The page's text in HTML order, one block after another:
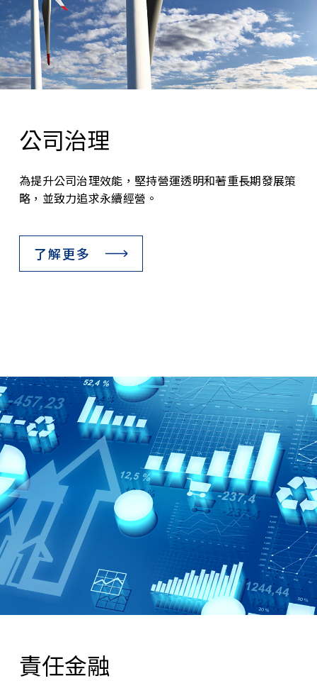
公司治理
為提升公司治理效能，堅持營運透明和著重長期發展策
略，並致力追求永續經營。
了解更多
責任金融